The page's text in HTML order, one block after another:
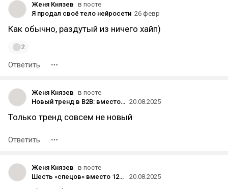
Женя Князев в посте
Я продал своё тело нейросети 26 февр
Как обычно, раздутый из ничего хайп)
2
Ответить
Женя Князев в посте
Новый тренд в B2B: вместо продажи — приглашение к будущему диалогу 20.08.2025
Только тренд совсем не новый
Ответить
Женя Князев в посте
Шесть «спецов» вместо 120 и сэкономленные «сотни тысяч долларов» благодаря нейросетям: как омичи поучаствовали в производстве клипа Snoop Dogg про подарки в Telegram
20.08.2025